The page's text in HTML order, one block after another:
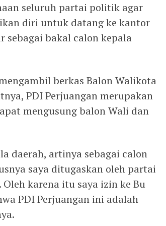
seluruh partai politik agar
diri untuk datang ke kantor
sebagai bakal calon kepala
berkas Balon Walikota
PDI Perjuangan merupakan
mengusung balon Wali dan
daerah, artinya sebagai calon
saya ditugaskan oleh partai
karena itu saya izin ke Bu
PDI Perjuangan ini adalah